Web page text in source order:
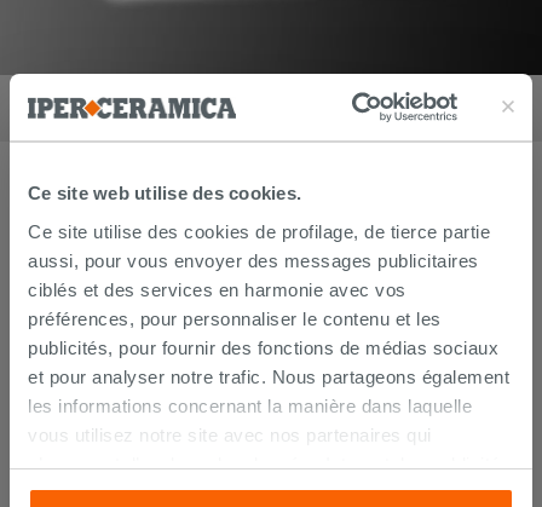
Ce site web utilise des cookies.
Ce site utilise des cookies de profilage, de tierce partie
aussi, pour vous envoyer des messages publicitaires
ciblés et des services en harmonie avec vos
préférences, pour personnaliser le contenu et les
publicités, pour fournir des fonctions de médias sociaux
et pour analyser notre trafic. Nous partageons également
les informations concernant la manière dans laquelle
vous utilisez notre site avec nos partenaires qui
s’occupent d’analyser les données Internet, les publicités
et les réseaux sociaux. Lesdits partenaires pourraient
Miroir de salle de bains Dilly Led 120h60 230V 15,3W K4
270,90€